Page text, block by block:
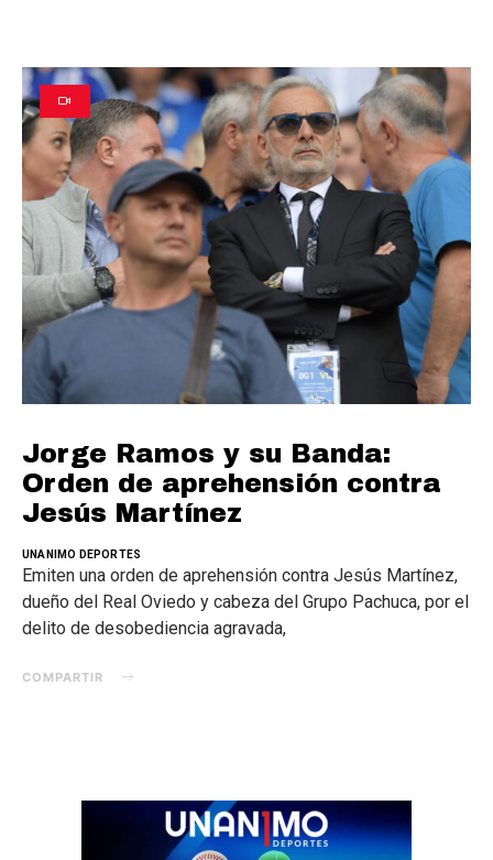
Jorge Ramos y su Banda:
Orden de aprehensión contra
Jesús Martínez
UNANIMO DEPORTES
Emiten una orden de aprehensión contra Jesús Martínez,
dueño del Real Oviedo y cabeza del Grupo Pachuca, por el
delito de desobediencia agravada,
COMPARTIR